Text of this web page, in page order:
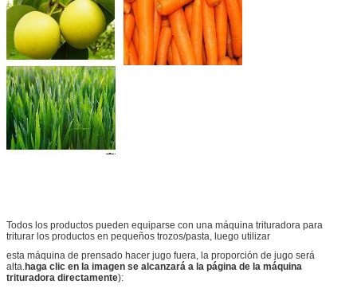
Todos los productos pueden equiparse con una máquina trituradora para
triturar los productos en pequeños trozos/pasta, luego utilizar
esta máquina de prensado hacer jugo fuera, la proporción de jugo será
alta.haga clic en la imagen se alcanzará a la página de la máquina
trituradora directamente):